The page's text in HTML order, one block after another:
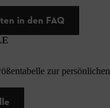
in den FAQ
zur persönlichen